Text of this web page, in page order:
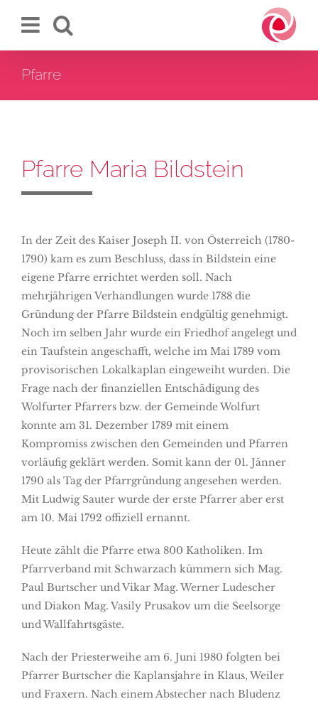
Inhalt
Pfarre
Pfarre Maria Bildstein
In der Zeit des Kaiser Joseph II. von Österreich (1780-
1790) kam es zum Beschluss, dass in Bildstein eine
eigene Pfarre errichtet werden soll. Nach
mehrjährigen Verhandlungen wurde 1788 die
Gründung der Pfarre Bildstein endgültig genehmigt.
Noch im selben Jahr wurde ein Friedhof angelegt und
ein Taufstein angeschafft, welche im Mai 1789 vom
provisorischen Lokalkaplan eingeweiht wurden. Die
Frage nach der finanziellen Entschädigung des
Wolfurter Pfarrers bzw. der Gemeinde Wolfurt
konnte am 31. Dezember 1789 mit einem
Kompromiss zwischen den Gemeinden und Pfarren
vorläufig geklärt werden. Somit kann der 01. Jänner
1790 als Tag der Pfarrgründung angesehen werden.
Mit Ludwig Sauter wurde der erste Pfarrer aber erst
am 10. Mai 1792 offiziell ernannt.
Heute zählt die Pfarre etwa 800 Katholiken. Im
Pfarrverband mit Schwarzach kümmern sich Mag.
Paul Burtscher und Vikar Mag. Werner Ludescher
und Diakon Mag. Vasily Prusakov um die Seelsorge
und Wallfahrtsgäste.
Nach der Priesterweihe am 6. Juni 1980 folgten bei
Pfarrer Burtscher die Kaplansjahre in Klaus, Weiler
und Fraxern. Nach einem Abstecher nach Bludenz